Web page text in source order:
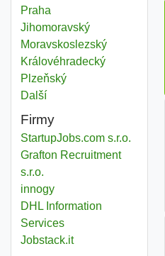
Architecture
Praha
Architecture
JihomoravskýKraj
Architecture
MoravskoslezskýKraj
Architecture
KrálovéhradeckýKraj
Architecture
PlzeňskýKraj
Dalšíkraj
Firmy
StartupJobs.com s.r.o.
Grafton Recruitment
s.r.o.
innogy
DHL Information
Services
Jobstack.it